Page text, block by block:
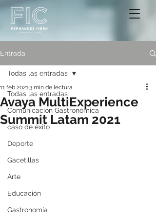
Entrada
Todas las entradas
Comunicación Gastronómica
caso de éxito
Deporte
Gacetillas
Arte
Educación
Gastronomía
Todas las entradas
Avaya MultiExperience
Summit Latam 2021
11 feb 20213 min de lectura